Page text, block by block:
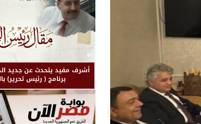
أشرف مفيد يتحدث عن جديد
برنامج ( رئيس تحرير)